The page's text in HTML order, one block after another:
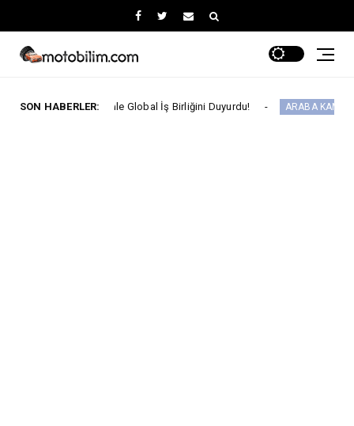
SON HABERLER:
ile Global İş Birliğini Duyurdu! ARABA KAMPANYALARI Fiat